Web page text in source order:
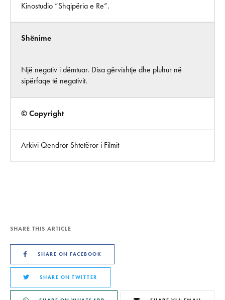
Kinostudio “Shqipëria e Re”.
Shënime
Një negativ i dëmtuar. Disa gërvishtje dhe pluhur në
sipërfaqe të negativit.
© Copyright
Arkivi Qendror Shtetëror i Filmit
SHARE THIS ARTICLE
SHARE ON FACEBOOK
SHARE ON TWITTER